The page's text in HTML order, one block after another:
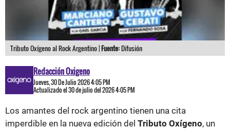
Tributo Oxígeno al Rock Argentino |Fuente:Difusión
Redacción Oxigeno
Jueves, 30 De Julio 2026 4:05 PM
Actualizado el 30 de julio del 2026 4:05 PM
Los amantes del rock argentino tienen una cita
imperdible en la nueva edición del Tributo Oxígeno, un